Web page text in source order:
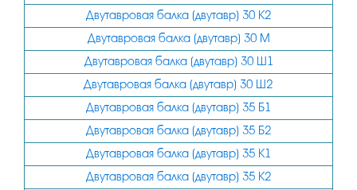
Двутавровая балка (двутавр) 30 К2
Двутавровая балка (двутавр) 30 М
Двутавровая балка (двутавр) 30 Ш1
Двутавровая балка (двутавр) 30 Ш2
Двутавровая балка (двутавр) 35 Б1
Двутавровая балка (двутавр) 35 Б2
Двутавровая балка (двутавр) 35 К1
Двутавровая балка (двутавр) 35 К2